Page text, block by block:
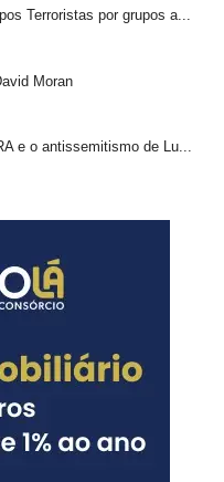
Terroristas por grupos a...
Moran
e o antissemitismo de Lu...